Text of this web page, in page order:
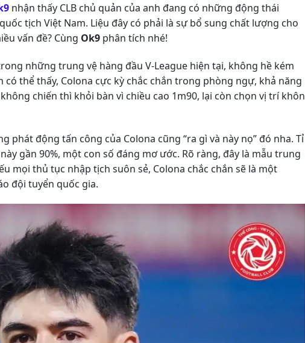
nhận thấy CLB chủ quản của anh đang có những động thái
tịch Việt Nam. Liệu đây có phải là sự bổ sung chất lượng cho
vấn đề? Cùng Ok9 phân tích nhé!
những trung vệ hàng đầu V-League hiện tại, không hề kém
có thể thấy, Colona cực kỳ chắc chắn trong phòng ngự, khả năng
chiến thì khỏi bàn vì chiều cao 1m90, lại còn chọn vị trí khôn
phát động tấn công của Colona cũng “ra gì và này nọ” đó nha. Tỉ
gần 90%, một con số đáng mơ ước. Rõ ràng, đây là mẫu trung
mọi thủ tục nhập tịch suôn sẻ, Colona chắc chắn sẽ là một
đội tuyển quốc gia.